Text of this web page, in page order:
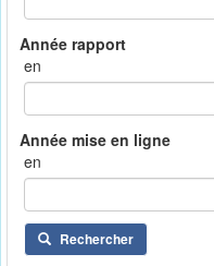
en
en
Rechercher